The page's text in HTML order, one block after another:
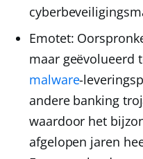
Emotet:
maar geëvolueerd
malware-
andere banking
waardoor het
afgelopen jaren